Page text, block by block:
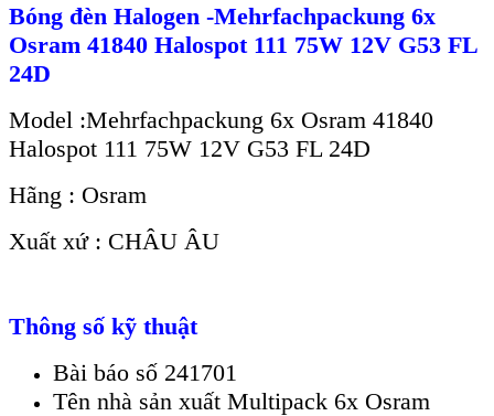
Bóng đèn Halogen -Mehrfachpackung 6x
Osram 41840 Halospot 111 75W 12V G53 FL
24D
Model :Mehrfachpackung 6x Osram 41840
Halospot 111 75W 12V G53 FL 24D
Hãng : Osram
Xuất xứ : CHÂU ÂU
Thông số kỹ thuật
Bài báo số 241701
Tên nhà sản xuất Multipack 6x Osram